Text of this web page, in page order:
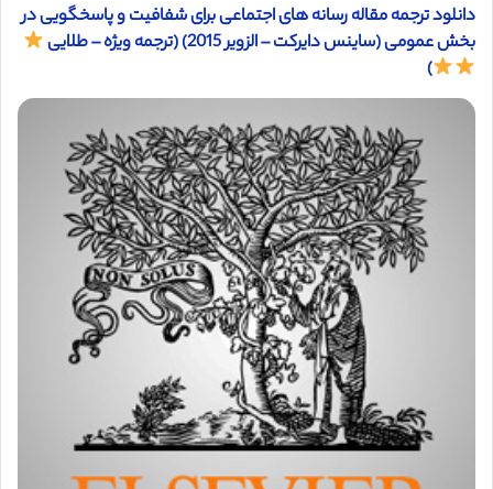
دانلود ترجمه مقاله رسانه های اجتماعی برای شفافیت و پاسخگویی در
بخش عمومی (ساینس دایرکت – الزویر 2015) (ترجمه ویژه – طلایی
)